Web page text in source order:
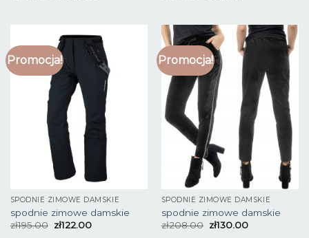
Promocja!
SPODNIE ZIMOWE DAMSKIE
spodnie zimowe damskie
zł195.00 zł122.00
Promocja!
SPODNIE ZIMOWE DAMSKIE
spodnie zimowe damskie
zł208.00 zł130.00